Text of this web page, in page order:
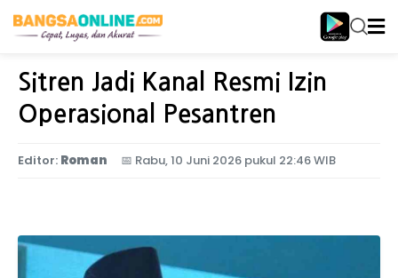
Home Nasional
Sitren Jadi Kanal Resmi Izin
Operasional Pesantren
Editor: Roman 📅 Rabu, 10 Juni 2026 pukul 22:46 WIB